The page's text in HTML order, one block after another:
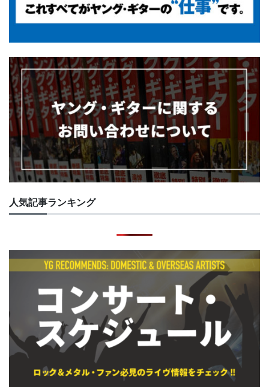
人気記事ランキング